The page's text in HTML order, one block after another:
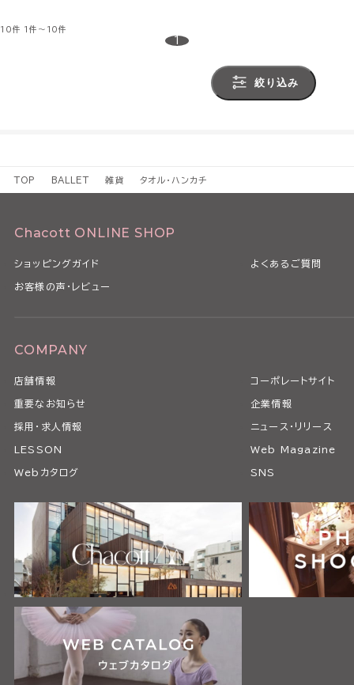
10件 1件～10件
1
絞り込み
TOP BALLET 雑貨 タオル・ハンカチ
Chacott ONLINE SHOP
ショッピングガイド よくあるご質問
お客様の声・レビュー
COMPANY
店舗情報 コーポレートサイト
重要なお知らせ 企業情報
採用・求人情報 ニュース・リリース
LESSON Web Magazine
Webカタログ SNS